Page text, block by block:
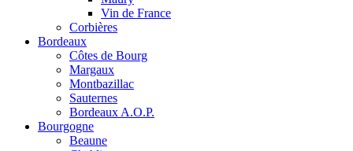
Vin de France
Corbières
Bordeaux
Côtes de Bourg
Margaux
Montbazillac
Sauternes
Bordeaux A.O.P.
Bourgogne
Beaune